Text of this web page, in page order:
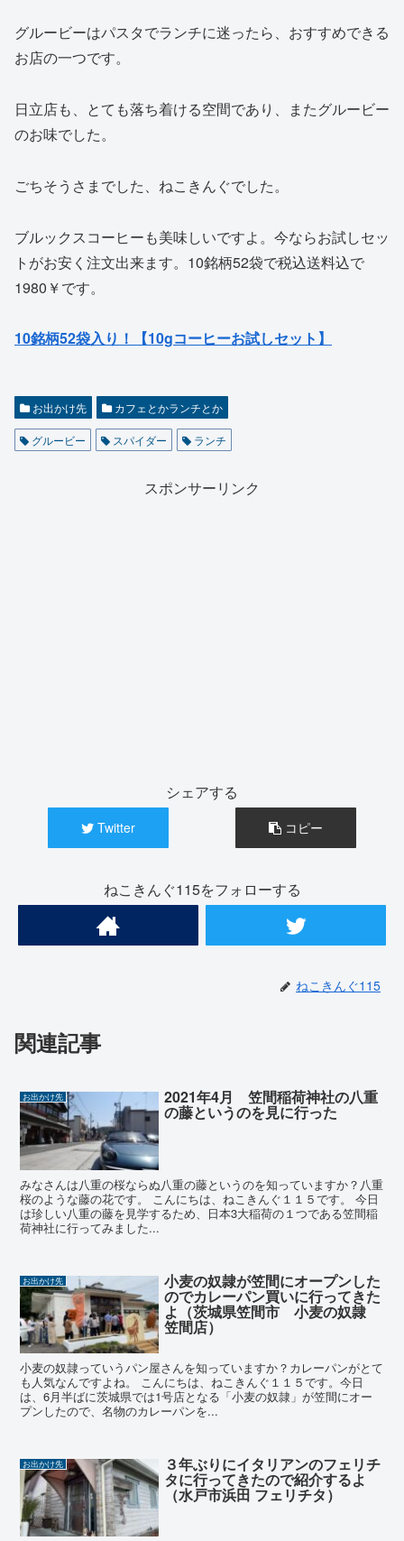
グルービーはパスタでランチに迷ったら、おすすめできる
お店の一つです。
日立店も、とても落ち着ける空間であり、またグルービー
のお味でした。
ごちそうさまでした、ねこきんぐでした。
ブルックスコーヒーも美味しいですよ。今ならお試しセッ
トがお安く注文出来ます。10銘柄52袋で税込送料込で
1980￥です。
10銘柄52袋入り！【10gコーヒーお試しセット】
お出かけ先 カフェとかランチとか
グルービー スパイダー ランチ
スポンサーリンク
シェアする
Twitter コピー
ねこきんぐ115をフォローする
ねこきんぐ115
関連記事
お出かけ先 2021年4月 笠間稲荷神社の八重
の藤というのを見に行った
みなさんは八重の桜ならぬ八重の藤というのを知っていますか？八重
桜のような藤の花です。 こんにちは、ねこきんぐ１１５です。 今日
は珍しい八重の藤を見学するため、日本3大稲荷の１つである笠間稲
荷神社に行ってみました...
お出かけ先 小麦の奴隷が笠間にオープンした
のでカレーパン買いに行ってきた
よ（茨城県笠間市 小麦の奴隷
笠間店）
小麦の奴隷っていうパン屋さんを知っていますか？カレーパンがとて
も人気なんですよね。 こんにちは、ねこきんぐ１１５です。今日
は、6月半ばに茨城県では1号店となる「小麦の奴隷」が笠間にオー
プンしたので、名物のカレーパンを...
お出かけ先 ３年ぶりにイタリアンのフェリチ
タに行ってきたので紹介するよ
（水戸市浜田 フェリチタ）